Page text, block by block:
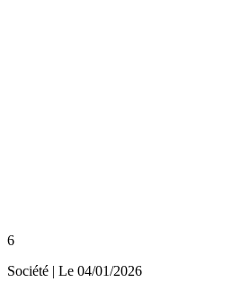
6
Société | Le 04/01/2026